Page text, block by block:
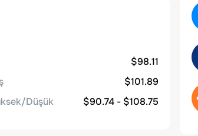
$98.11
$101.89
Düşük
$90.74 - $108.75